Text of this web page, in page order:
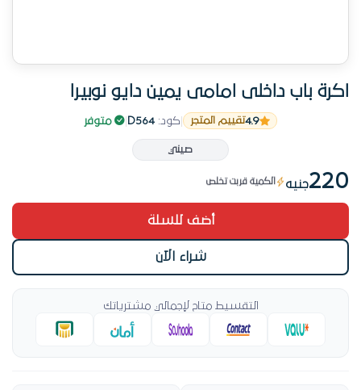
اكرة باب داخلى امامى يمين دايو نوبيرا
4.9تقييم المتجر كود:D564 متوفر
صيني
220جنيه الكمية قربت تخلص
من منتجاتنا المميزة
أضف للسلة
شراء الآن
التقسيط متاح لإجمالي مشترياتك